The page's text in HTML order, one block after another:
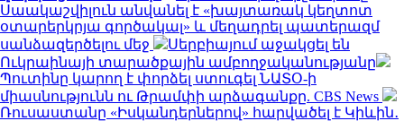
Սաակաշվիլուն անվանել է «խայտառակ կեղտոտ
օտարերկրյա գործակալ» և մեղադրել պատերազմ
սանձազերծելու մեջ
Սերբիայում աջակցել են
Ուկրաինայի տարածքային ամբողջականությանը
Պուտինը կարող է փորձել ստուգել ՆԱՏՕ-ի
միասնությունն ու Թրամփի արձագանքը. CBS News
Ռուսաստանը «Իսկանդերներով» հարվածել է Կիևին․